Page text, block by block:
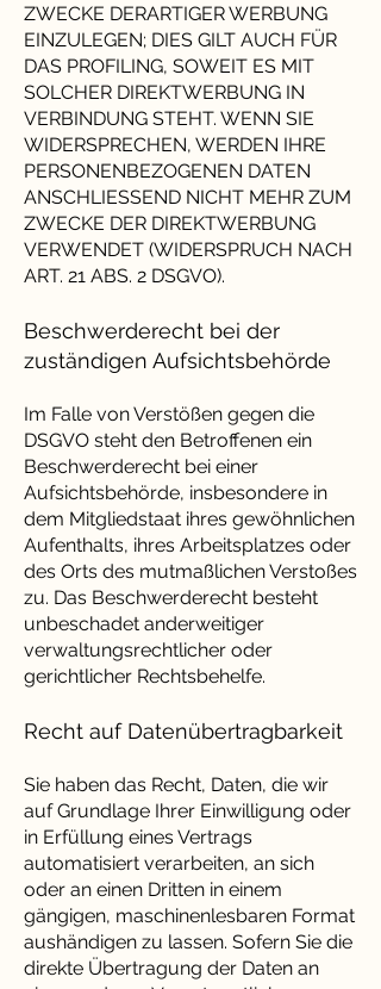
ZWECKE DERARTIGER WERBUNG
EINZULEGEN; DIES GILT AUCH FÜR
DAS PROFILING, SOWEIT ES MIT
SOLCHER DIREKTWERBUNG IN
VERBINDUNG STEHT. WENN SIE
WIDERSPRECHEN, WERDEN IHRE
PERSONENBEZOGENEN DATEN
ANSCHLIESSEND NICHT MEHR ZUM
ZWECKE DER DIREKTWERBUNG
VERWENDET (WIDERSPRUCH NACH
ART. 21 ABS. 2 DSGVO).
Beschwerderecht bei der
zuständigen Aufsichtsbehörde
Im Falle von Verstößen gegen die
DSGVO steht den Betroffenen ein
Beschwerderecht bei einer
Aufsichtsbehörde, insbesondere in
dem Mitgliedstaat ihres gewöhnlichen
Aufenthalts, ihres Arbeitsplatzes oder
des Orts des mutmaßlichen Verstoßes
zu. Das Beschwerderecht besteht
unbeschadet anderweitiger
verwaltungsrechtlicher oder
gerichtlicher Rechtsbehelfe.
Recht auf Datenübertragbarkeit
Sie haben das Recht, Daten, die wir
auf Grundlage Ihrer Einwilligung oder
in Erfüllung eines Vertrags
automatisiert verarbeiten, an sich
oder an einen Dritten in einem
gängigen, maschinenlesbaren Format
aushändigen zu lassen. Sofern Sie die
direkte Übertragung der Daten an